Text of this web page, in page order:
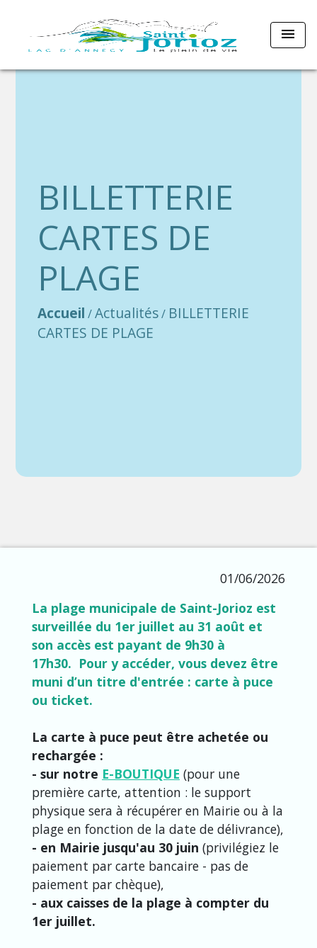
menu
BILLETTERIE
CARTES DE
PLAGE
Accueil /Actualités/ BILLETTERIE
CARTES DE PLAGE
01/06/2026
La plage municipale de Saint-Jorioz est
surveillée du 1er juillet au 31 août et
son accès est payant de 9h30 à
17h30. Pour y accéder, vous devez être
muni d’un titre d'entrée : carte à puce
ou ticket.
La carte à puce peut être achetée ou
rechargée :
- sur notre E-BOUTIQUE (pour une
première carte, attention : le support
physique sera à récupérer en Mairie ou à la
plage en fonction de la date de délivrance),
- en Mairie jusqu'au 30 juin (privilégiez le
paiement par carte bancaire - pas de
paiement par chèque),
- aux caisses de la plage à compter du
1er juillet.